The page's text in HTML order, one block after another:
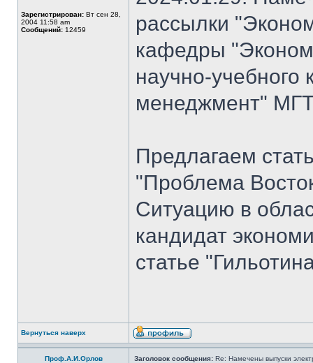
Зарегистрирован: Вт сен 28,
2004 11:58 am
Сообщений: 12459
рассылки
кафедры
научно-
менеджмент"
Предлагаем
"Проблема
Ситуацию в
кандидат
статье
Вернуться наверх
Проф.А.И.Орлов Заголовок сообщения: Re: Намечены выпуски